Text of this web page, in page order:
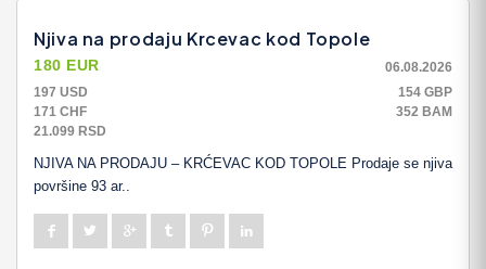
Njiva na prodaju Krcevac kod Topole
180 EUR
06.08.2026
197 USD
154 GBP
171 CHF
352 BAM
21.099 RSD
NJIVA NA PRODAJU – KRĆEVAC KOD TOPOLE Prodaje se njiva
površine 93 ar..